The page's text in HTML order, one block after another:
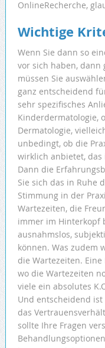
OnlineRecherche,
Wichtige
Wenn Sie dann so
vor sich haben, dann
müssen Sie
ganz entscheidend
sehr spezifisches
Kinderdermatologie,
Dermatologie,
unbedingt, ob die
wirklich anbietet, das
Dann die
Sie sich das in Ruhe
Stimmung in der
Wartezeiten, die
immer im Hinterkopf
ausnahmslos,
können. Was zudem
die Wartezeiten.
wo die Wartezeiten
viele ein absolutes
Und entscheidend
das
sollte Ihre Fragen